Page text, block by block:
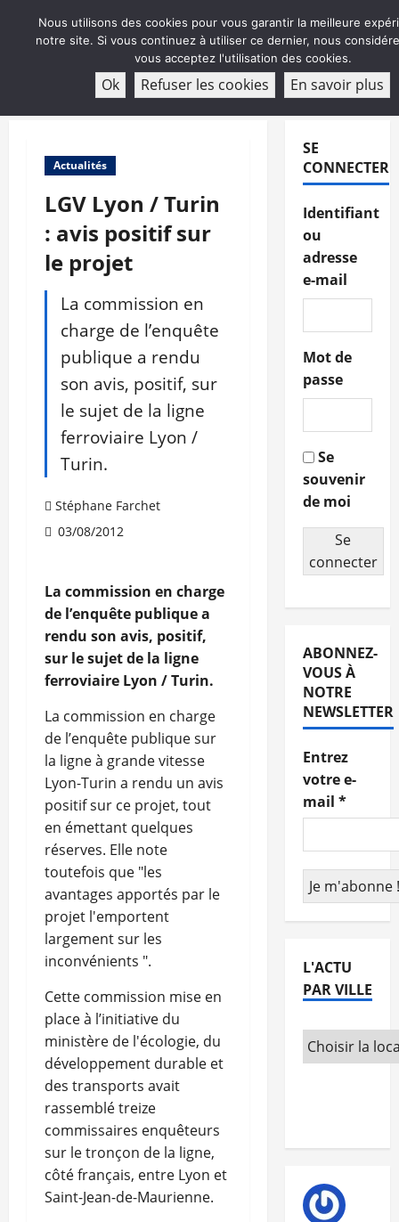
ABONNEMENT
Actualités
LGV Lyon / Turin
: avis positif sur
le projet
La commission en
charge de l’enquête
publique a rendu
son avis, positif, sur
le sujet de la ligne
ferroviaire Lyon /
Turin.
Stéphane Farchet
03/08/2012
La commission en charge
de l’enquête publique a
rendu son avis, positif,
sur le sujet de la ligne
ferroviaire Lyon / Turin.
La commission en charge
de l’enquête publique sur
la ligne à grande vitesse
Lyon-Turin a rendu un avis
positif sur ce projet, tout
en émettant quelques
réserves. Elle note
toutefois que "les
avantages apportés par le
projet l'emportent
largement sur les
inconvénients ".
Cette commission mise en
place à l’initiative du
ministère de l'écologie, du
développement durable et
des transports avait
rassemblé treize
commissaires enquêteurs
sur le tronçon de la ligne,
côté français, entre Lyon et
Saint-Jean-de-Maurienne.
SE
CONNECTER
Identifiant
ou
adresse
e-mail
Mot de
passe
Se
souvenir
de moi
Se
connecter
ABONNEZ-
VOUS À
NOTRE
NEWSLETTER
Entrez
votre e-
mail *
L'ACTU
PAR VILLE
Nous utilisons des cookies pour vous garantir la meilleure
notre site. Si vous continuez à utiliser ce dernier, nous
vous acceptez l'utilisation des cookies.
Ok Refuser les cookies En savoir plus